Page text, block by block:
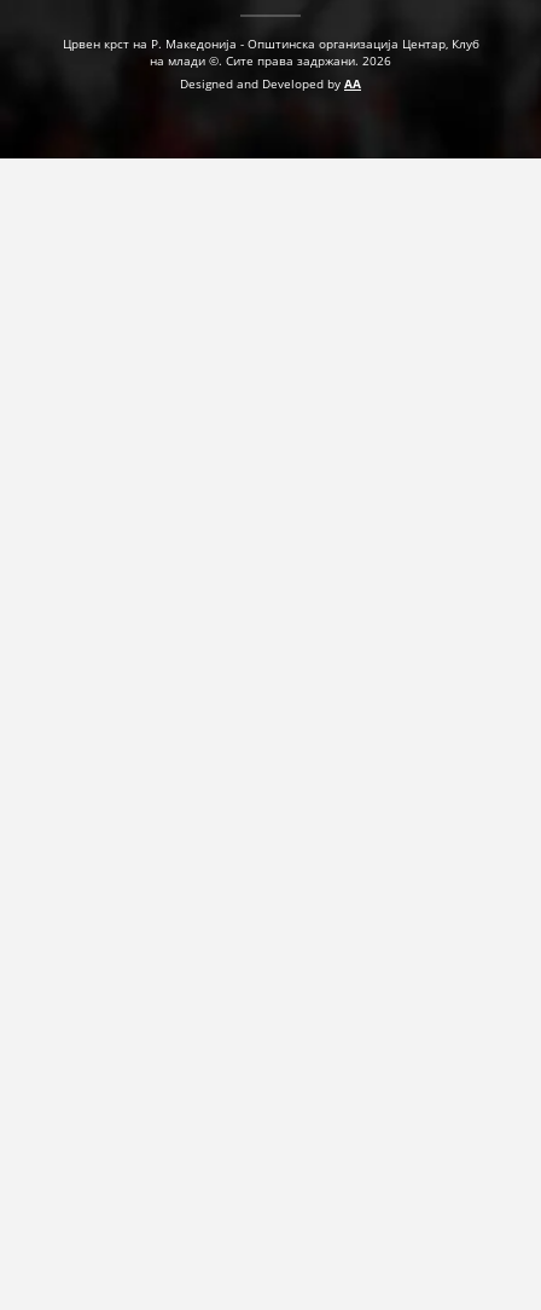
Црвен крст на Р. Македонија - Општинска организација Центар, Клуб
на млади ©. Сите права задржани. 2026
Designed and Developed by AA